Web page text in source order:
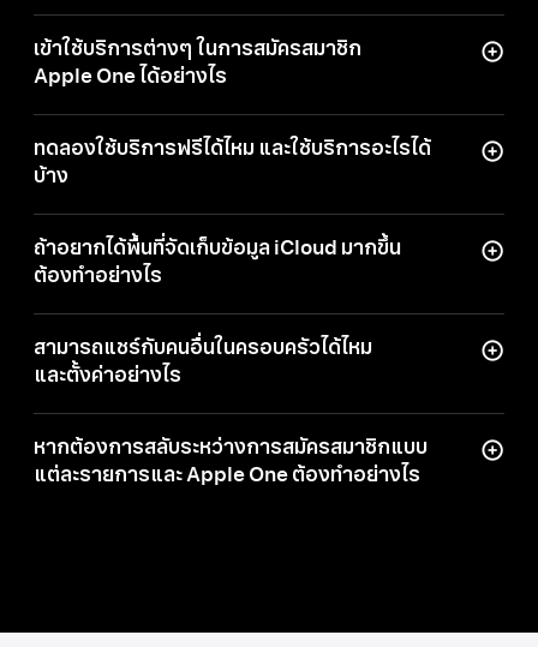
ประหยัดเงิน เราจะแนะนำแผนบริการ Apple One
โดยอัตโนมัติเมื่อคุณสมัคร
บริการหนึ่งของ Apple โดยพิจารณาจากการสมัคร
สมาชิกที่คุณมีอยู่แล้ว
Apple One เป็นบริการสมัครสมาชิกแบบ
รายเดือนโดยไม่มีข้อผูกมัดระยะยาว โดยแผนบริการ
แบบบุคคลอยู่ที่ ฿369ต่อเดือน
เหล่านี้จะช่วยให้คุณได้รับส่วนลดสูงสุดถึง 39%
นอกจากนี้คุณยังสามารถ
เมื่อไหร่ก็ได้อย่างน้อย1 วันก่อนถึงวันต่ออายุ
รายเดือนโดยที่คุณจะยังใช้งานต่อได้จนกว่าจะ
รอบบิลที่คุณได้ชำระไปแล้ว
เข้าใช้บริการต่างๆ ในการสมัครสมาชิก
Apple One ได้อย่างไร
หลังจากสมัครสมาชิกแล้ว คุณจะสามารถเพลิดเพลิน
กับการสมัครสมาชิกApple Oneได้ทุกที่ที่สามารถใช้
บริการได้ ไม่ว่าจะเป็นบน
รุ่น (Apple Music และ Apple TV),
อุปกรณ์
Android (Apple Music) และอุปกรณ์สตรีมมิ่ง
บริษัทอื่น(Apple Music และ Apple TV)
ทดลองใช้บริการฟรีได้ไหม และใช้บริการอะไรได้
บ้าง
หากมีการสมัครสมาชิกใดที่คุณไม่ได้มีอยู่แล้ว คุณก็
สามารถใช้ได้ฟรีในเดือนแรกที่คุณสมัครสมาชิก
Apple One*แต่หากคุณจ่ายค่าสมัครสมาชิกใดอยู่
ทดลอง
และเปลี่ยนมาเป็นแผนบริการApple One แบบมีค่าใช้
จ่าย และหลังจากหมดช่วงทดลองใช้ฟรีแล้ว แผน
บริการนี้จะต่ออายุโดยอัตโนมัติในรูปแบบของการ
สมัครสมาชิกรายเดือนอีกทั้งยังไม่มีข้อผูกมัดใดๆ
คุณจึงยกเลิกได้ตลอดเวลาใน"การตั้งค่า>
บัญชี Apple" อย่างน้อย
ถ้าอยากได้พื้นที่จัดเก็บข้อมูล iCloud มากขึ้น
ต้องทำอย่างไร
คุณสามารถซื้อพื้นที่จัดเก็บข้อมูล iCloudเพิ่มเติม
ได้ต่างหากนอกเหนือจากที่มีมาให้พร้อมแผนบริการ
Apple One ของคุณ
สามารถแชร์กับคนอื่นในครอบครัวได้ไหม
และตั้งค่าอย่างไร
หากคุณมีแผนบริการ Apple One แบบครอบครัว
คุณสามารถใช้คุณสมบัติการแชร์กันในครอบครัวเพื่อ
แชร์การสมัครสมาชิก Apple ทั้งหมดที่อยู่ใน
การแชร์กันในครอบครัวเสมอ ถึงแม้จะเป็นแผน
หากต้องการสลับระหว่างการสมัครสมาชิกแบบ
แต่ละรายการและ Apple One ต้องทำอย่างไร
ต้องจ่ายเงินแยกสำหรับการสมัครสมาชิก